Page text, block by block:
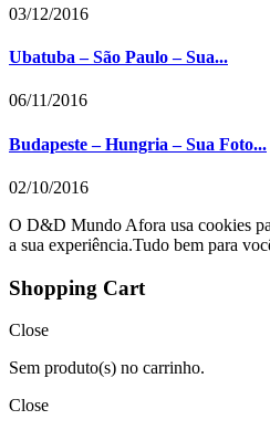
03/12/2016
Ubatuba – São Paulo – Sua...
06/11/2016
Budapeste – Hungria – Sua Foto...
02/10/2016
O D&D Mundo Afora usa cookies
a sua experiência.Tudo bem para
Shopping Cart
Close
Sem produto(s) no carrinho.
Close